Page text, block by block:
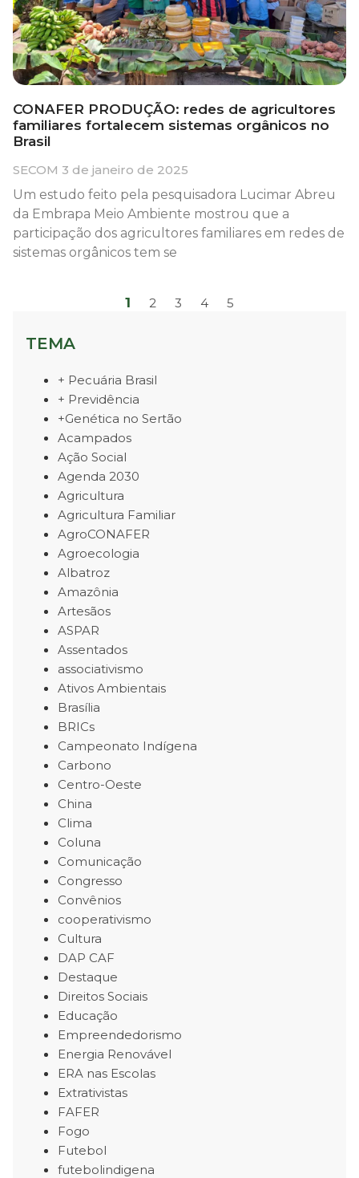
CONAFER PRODUÇÃO: redes de agricultores
familiares fortalecem sistemas orgânicos no
Brasil
SECOM 3 de janeiro de 2025
Um estudo feito pela pesquisadora Lucimar Abreu
da Embrapa Meio Ambiente mostrou que a
participação dos agricultores familiares em redes de
sistemas orgânicos tem se
1 2 3 4 5
TEMA
+ Pecuária Brasil
+ Previdência
+Genética no Sertão
Acampados
Ação Social
Agenda 2030
Agricultura
Agricultura Familiar
AgroCONAFER
Agroecologia
Albatroz
Amazônia
Artesãos
ASPAR
Assentados
associativismo
Ativos Ambientais
Brasília
BRICs
Campeonato Indígena
Carbono
Centro-Oeste
China
Clima
Coluna
Comunicação
Congresso
Convênios
cooperativismo
Cultura
DAP CAF
Destaque
Direitos Sociais
Educação
Empreendedorismo
Energia Renovável
ERA nas Escolas
Extrativistas
FAFER
Fogo
Futebol
futebolindigena